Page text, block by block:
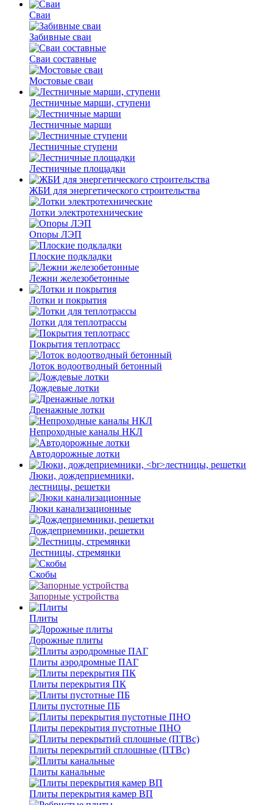
Сваи
Забивные сваи
Сваи составные
Мостовые сваи
Лестничные марши, ступени
Лестничные марши
Лестничные ступени
Лестничные площадки
ЖБИ для энергетического строительства
Лотки электротехнические
Опоры ЛЭП
Плоские подкладки
Лежни железобетонные
Лотки и покрытия
Лотки для теплотрассы
Покрытия теплотрасс
Лоток водоотводный бетонный
Дождевые лотки
Дренажные лотки
Непроходные каналы НКЛ
Автодорожные лотки
Люки, дождеприемники,
лестницы, решетки
Люки канализационные
Дождеприемники, решетки
Лестницы, стремянки
Скобы
Запорные устройства
Плиты
Дорожные плиты
Плиты аэродромные ПАГ
Плиты перекрытия ПК
Плиты пустотные ПБ
Плиты перекрытия пустотные ПНО
Плиты перекрытий сплошные (ПТВс)
Плиты канальные
Плиты перекрытия камер ВП